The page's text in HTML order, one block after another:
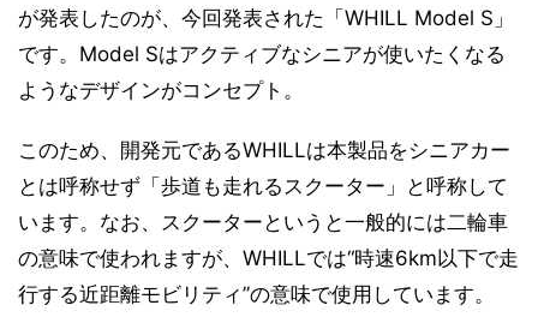
が発表したのが、今回発表された「WHILL Model S」
です。Model Sはアクティブなシニアが使いたくなる
ようなデザインがコンセプト。
このため、開発元であるWHILLは本製品をシニアカー
とは呼称せず「歩道も走れるスクーター」と呼称して
います。なお、スクーターというと一般的には二輪車
の意味で使われますが、WHILLでは“時速6km以下で走
行する近距離モビリティ”の意味で使用しています。